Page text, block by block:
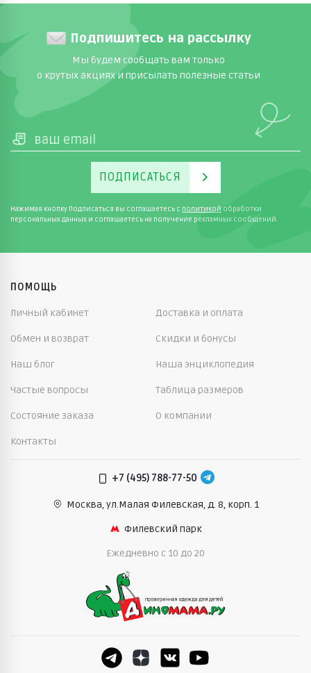
Подпишитесь на рассылку
Мы будем сообщать вам только
о крутых акциях и присылать полезные статьи
ПОДПИСАТЬСЯ
Нажимая кнопку Подписаться вы соглашаетесь с политикой обработки
персональных данных и соглашаетесь на получение рекламных сообщений.
ПОМОЩЬ
Личный кабинет Доставка и оплата
Обмен и возврат Скидки и бонусы
Наш блог Наша энциклопедия
Частые вопросы Таблица размеров
Состояние заказа О компании
Контакты
+7 (495) 788-77-50
Москва, ул.Малая Филевская, д. 8, корп. 1
Филевский парк
Ежедневно c 10 до 20